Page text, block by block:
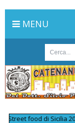
MENU
food di Sicilia 2026